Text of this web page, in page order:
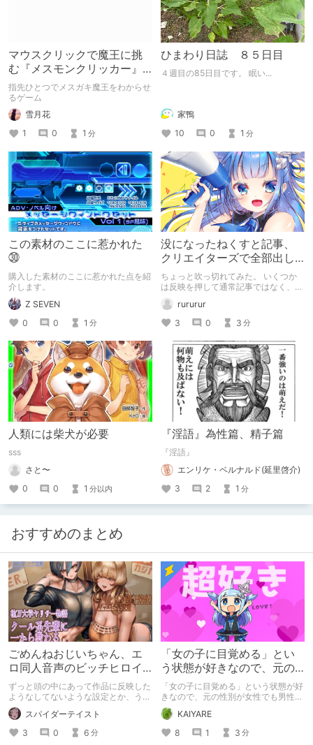
マウスクリックで魔王に挑
む『メスモンクリッカー』
体験版プレイしてみた
指先ひとつでメスガキ魔王をわからせ
るゲーム
雪月花
1
0 1 分
ひまわり日誌 ８５日目
４週目の85日目です。 眠い...
家鴨
10
0 1 分
この素材のここに惹かれた
㉚
購入した素材のここに惹かれた点を紹
介します。
Z SEVEN
0
0 1 分
没になったねくすと記事、
クリエイターズで全部出し
てみます。
ちょっと吹っ切れてみた。 いくつか
は反映を押して通常記事ではなく、ク
リエイター記事として出してみようか
なと。rururur
3
0 3 分
人類には柴犬が必要
sss
さと〜
0
0 1 分以内
『淫語』為性篇、精子篇
『淫語』
エンリケ・ベルナルド(延里啓介)
3
2 1 分
おすすめのまとめ
ごめんねおじいちゃん、エ
ロ同人音声のビッチヒロイ
ンに名前使って～過去作品
コンセプトを思い出そう～
ずっと頭の中にあって作品に反映した
ようなしてないような設定とか、うち
のヒロイン達の名づけの法則とかを頭
の中の映●研の金●さんに「そこにあ
っちゃいけねえんだよ」といわれたの
でとりあえず垂れ流します。
スパイダーテイスト
3
0 6 分
「女の子に目覚める」とい
う状態が好きなので、元の
性別が女性でも男性でも問
題ない話
「女の子に目覚める」という状態が好
きなので、元の性別が女性でも男性で
も問題ない話
KAIYARE
8
1 3 分